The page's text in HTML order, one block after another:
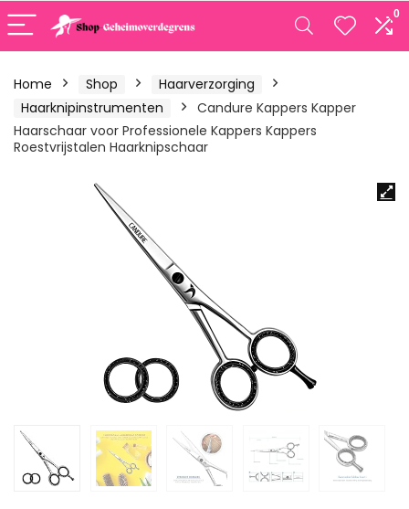
0
Home Shop
Haarverzorging
Haarknipinstrumenten
Candure Kappers Kapper
Haarschaar voor Professionele Kappers Kappers
Roestvrijstalen Haarknipschaar